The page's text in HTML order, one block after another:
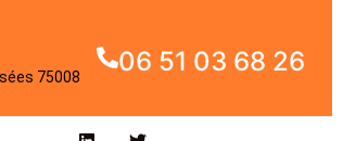
75008 06 51 03 68 26